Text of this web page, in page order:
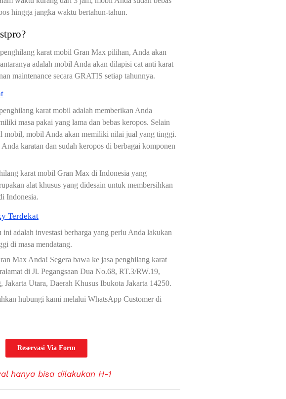
hingga jangka waktu bertahun-tahun.
karat mobil Gran Max pilihan, Anda akan
adalah mobil Anda akan dilapisi cat anti karat
maintenance secara GRATIS setiap tahunnya.
karat mobil adalah memberikan Anda
masa pakai yang lama dan bebas keropos. Selain
mobil, mobil Anda akan memiliki nilai jual yang tinggi.
karatan dan sudah keropos di berbagai komponen
karat mobil Gran Max di Indonesia yang
alat khusus yang didesain untuk membersihkan
Indonesia.
Terdekat
adalah investasi berharga yang perlu Anda lakukan
di masa mendatang.
Max Anda! Segera bawa ke jasa penghilang karat
di Jl. Pegangsaan Dua No.68, RT.3/RW.19,
Utara, Daerah Khusus Ibukota Jakarta 14250.
hubungi kami melalui WhatsApp Customer di
Reservasi Via Form
hanya bisa dilakukan H-1